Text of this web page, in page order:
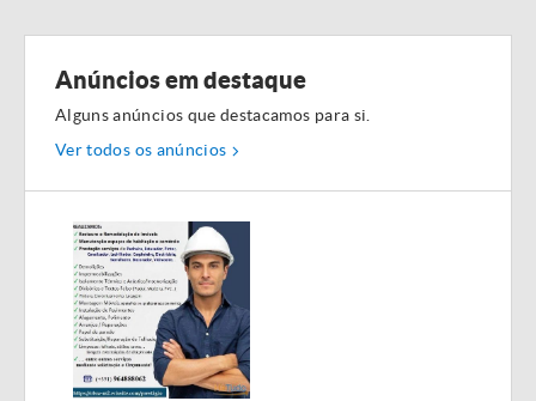
Anúncios em destaque
Alguns anúncios que destacamos para si.
Ver todos os anúncios